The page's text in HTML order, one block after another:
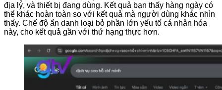
địa lý, và thiết bị đang dùng. Kết quả bạn thấy hàng ngày có
thể khác hoàn toàn so với kết quả mà người dùng khác nhìn
thấy. Chế độ ẩn danh loại bỏ phần lớn yếu tố cá nhân hóa
này, cho kết quả gần với thứ hạng thực hơn.